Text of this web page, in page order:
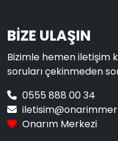
BİZE ULAŞIN
Bizimle hemen iletişim
soruları çekinmeden
0555 888 00 34
Onarım Merkezi